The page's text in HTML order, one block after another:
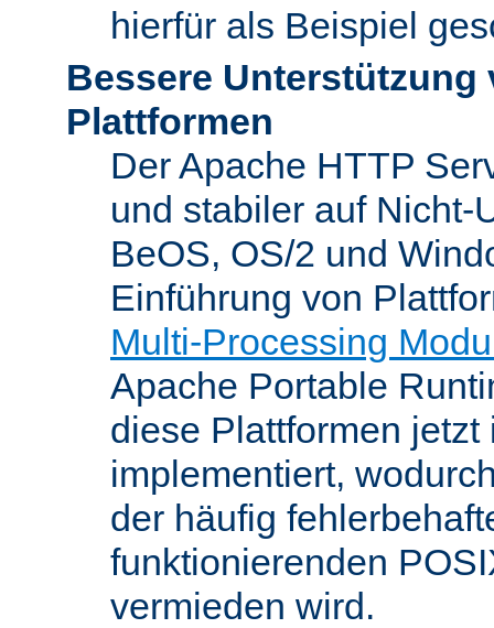
hierfür als Beispiel
Bessere Unterstützung
Plattformen
Der Apache HTTP
und stabiler auf Nicht-
BeOS, OS/2 und
Einführung von
Multi-Processing
Apache Portable
diese Plattformen
implementiert,
der häufig
funktionierenden
vermieden wird.